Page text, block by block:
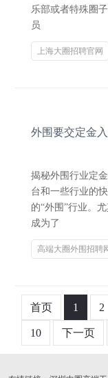
乐部或者特殊圈
员
上海大圈招聘官网
外围要交定金
揭秘外围行业定
台和一些行业的
的“外围”行业。
成为了
高端大圈外围招聘
首页 1 2
10 下一页